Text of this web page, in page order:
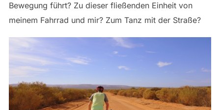
Bewegung führt? Zu dieser fließenden Einheit von
meinem Fahrrad und mir? Zum Tanz mit der Straße?